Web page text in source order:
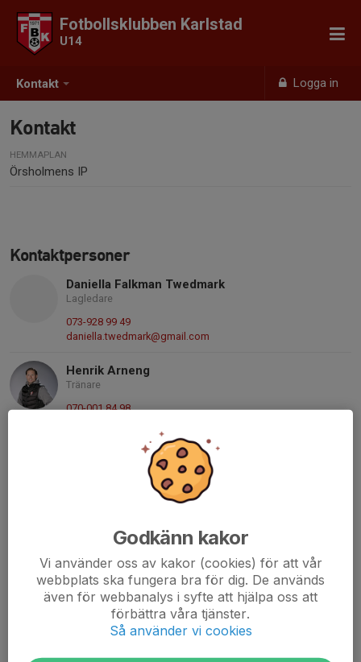
Kontakt Logga in
Fotbollsklubben Karlstad
U14
Kontakt
HEMMAPLAN
Örsholmens IP
Kontaktpersoner
Daniella Falkman Twedmark
Lagledare
073-928 99 49
daniella.twedmark@gmail.com
Henrik Arneng
Tränare
070-001 84 98
Marcus Skoog
Martin Åhs
Tränare
070-458 99 47
martinahs@hotmail.com
Stefan Frimodig
Godkänn kakor
Vi använder oss av kakor (cookies) för att vår
webbplats ska fungera bra för dig. De används
även för webbanalys i syfte att hjälpa oss att
förbättra våra tjänster.
Så använder vi cookies